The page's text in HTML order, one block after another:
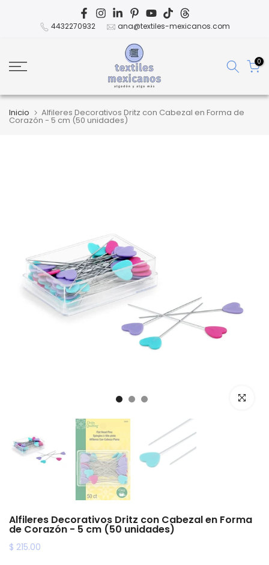
4432270932 ana@textiles-mexicanos.com
0
Inicio Alfileres Decorativos Dritz con Cabezal en Forma de
Corazón - 5 cm (50 unidades)
Haz clic
Alfileres Decorativos Dritz con Cabezal en Forma
de Corazón - 5 cm (50 unidades)
$ 215.00